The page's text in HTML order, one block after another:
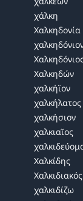
χάλκη
Χαλκηδονία
Χαλκηδόνιος
Χαλκηδών
χαλκήϊον
χαλκήλατος
χαλκήσιον
χαλκιαῖος
Χαλκίδης
Χαλκιδιακός
χαλκιδίζω